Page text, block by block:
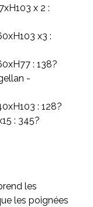
x 2 :
x3 :
: 138?
-
: 128?
: 345?
les
les poignées